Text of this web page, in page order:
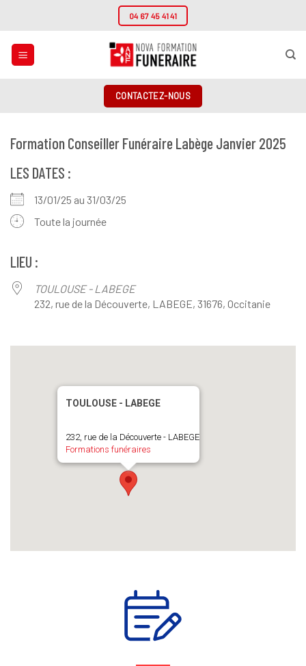
contenu
04 67 45 41 41
CONTACTEZ-NOUS
Formation Conseiller Funéraire Labège Janvier 2025
LES DATES :
13/01/25 au 31/03/25
Toute la journée
LIEU :
TOULOUSE - LABEGE
232, rue de la Découverte, LABEGE, 31676, Occitanie
TOULOUSE - LABEGE
232, rue de la Découverte - LABEGE
Formations funéraires